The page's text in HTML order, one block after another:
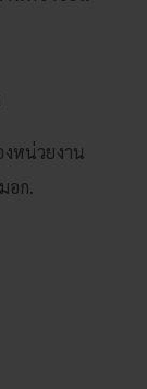
งหน่วยงาน
อก.